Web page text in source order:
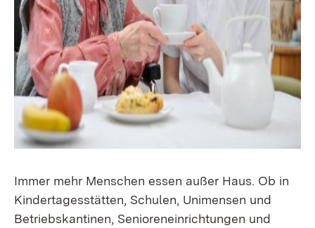
Immer mehr Menschen essen außer Haus. Ob in
Kindertagesstätten, Schulen, Unimensen und
Betriebskantinen, Senioreneinrichtungen und